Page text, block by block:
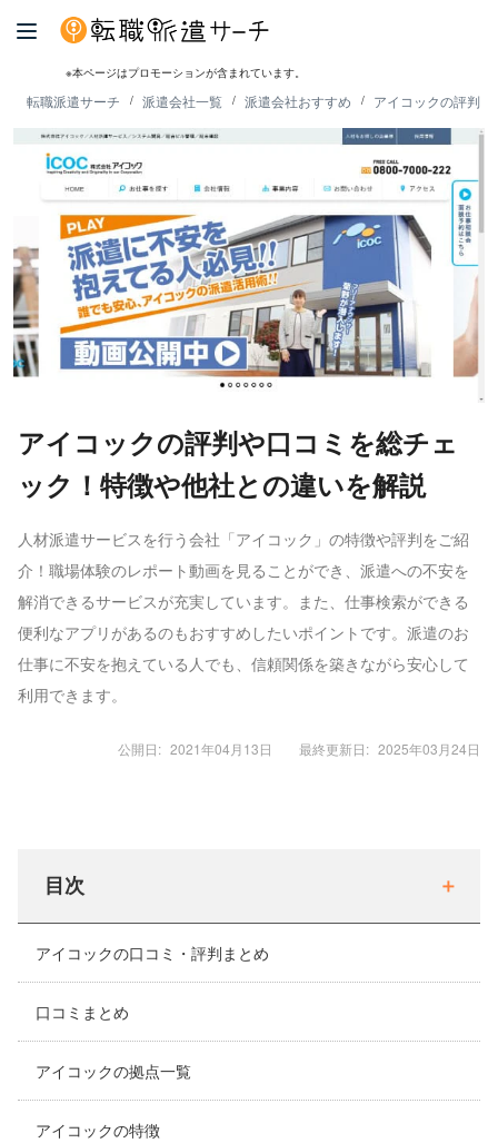
※本ページはプロモーションが含まれています。
転職派遣サーチ 派遣会社一覧 派遣会社おすすめ アイコックの評判
アイコックの評判や口コミを総チェ
ック！特徴や他社との違いを解説
人材派遣サービスを行う会社「アイコック」の特徴や評判をご紹
介！職場体験のレポート動画を見ることができ、派遣への不安を
解消できるサービスが充実しています。また、仕事検索ができる
便利なアプリがあるのもおすすめしたいポイントです。派遣のお
仕事に不安を抱えている人でも、信頼関係を築きながら安心して
利用できます。
公開日: 2021年04月13日 最終更新日: 2025年03月24日
目次
アイコックの口コミ・評判まとめ
口コミまとめ
アイコックの拠点一覧
アイコックの特徴